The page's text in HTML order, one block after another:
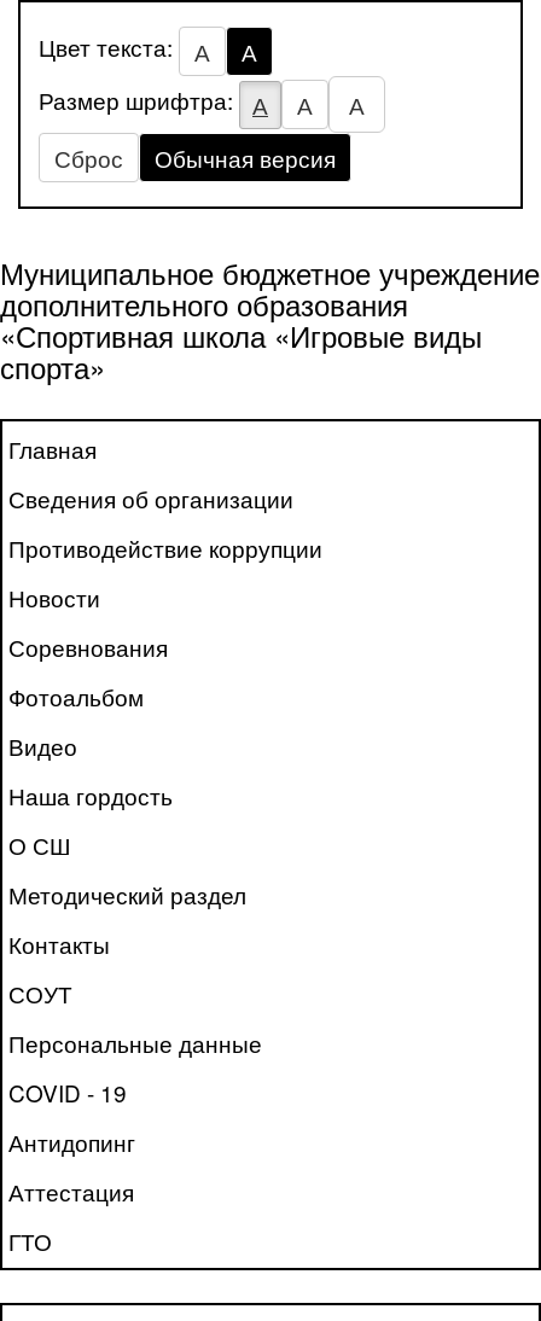
Цвет текста: А
А
Размер шрифтра:
А А
А
Сброс
Обычная версия
Муниципальное бюджетное учреждение
дополнительного образования
«Спортивная школа «Игровые виды
спорта»
Главная
Сведения об организации
Противодействие коррупции
Новости
Соревнования
Фотоальбом
Видео
Наша гордость
О СШ
Методический раздел
Контакты
СОУТ
Персональные данные
COVID - 19
Антидопинг
Аттестация
ГТО